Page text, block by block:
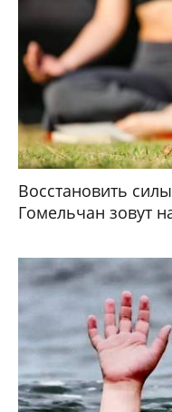
Восстановить
Гомельчан зовут